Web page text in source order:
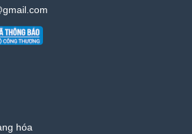
hóa